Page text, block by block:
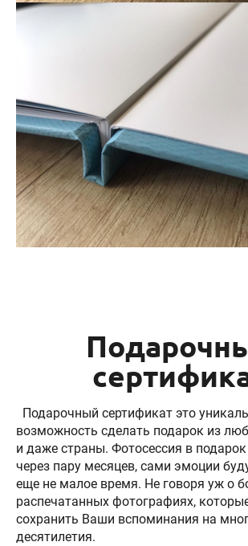
Подарочный сертификат это
возможность сделать подарок из
и даже страны. Фотосессия в подарок
через пару месяцев, сами эмоции
еще не малое время. Не говоря уж о
распечатанных фотографиях,
сохранить Ваши вспоминания на
десятилетия.